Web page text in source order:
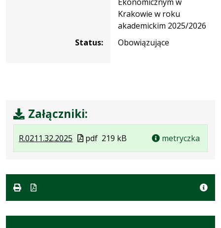
Krakowie w roku
akademickim 2025/2026
Status:
Obowiązujące
Załączniki:
R.0211.32.2025
Plik
formacie:
Rozmiar
219
Otwiera
w
Plik
w
pdf 219 kB metryczka